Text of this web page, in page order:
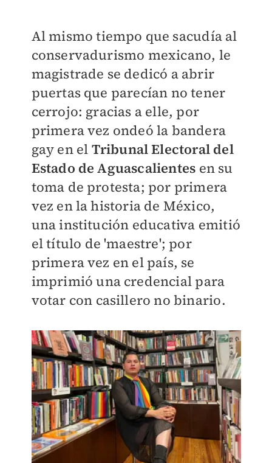
Al mismo tiempo que sacudía al
conservadurismo mexicano, le
magistrade se dedicó a abrir
puertas que parecían no tener
cerrojo: gracias a elle, por
primera vez ondeó la bandera
gay en el Tribunal Electoral del
Estado de Aguascalientes en su
toma de protesta; por primera
vez en la historia de México,
una institución educativa emitió
el título de 'maestre'; por
primera vez en el país, se
imprimió una credencial para
votar con casillero no binario.